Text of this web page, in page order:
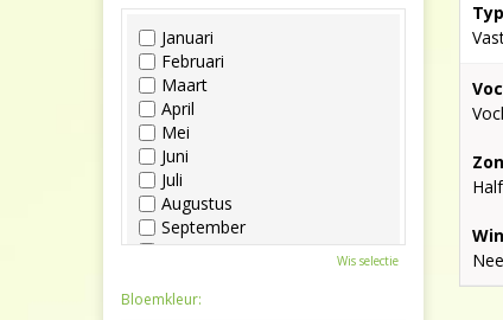
Nee
Januari
Februari
Maart
April
Mei
Juni
Juli
Augustus
September
Oktober
December
Wis selectie
Bloemkleur: